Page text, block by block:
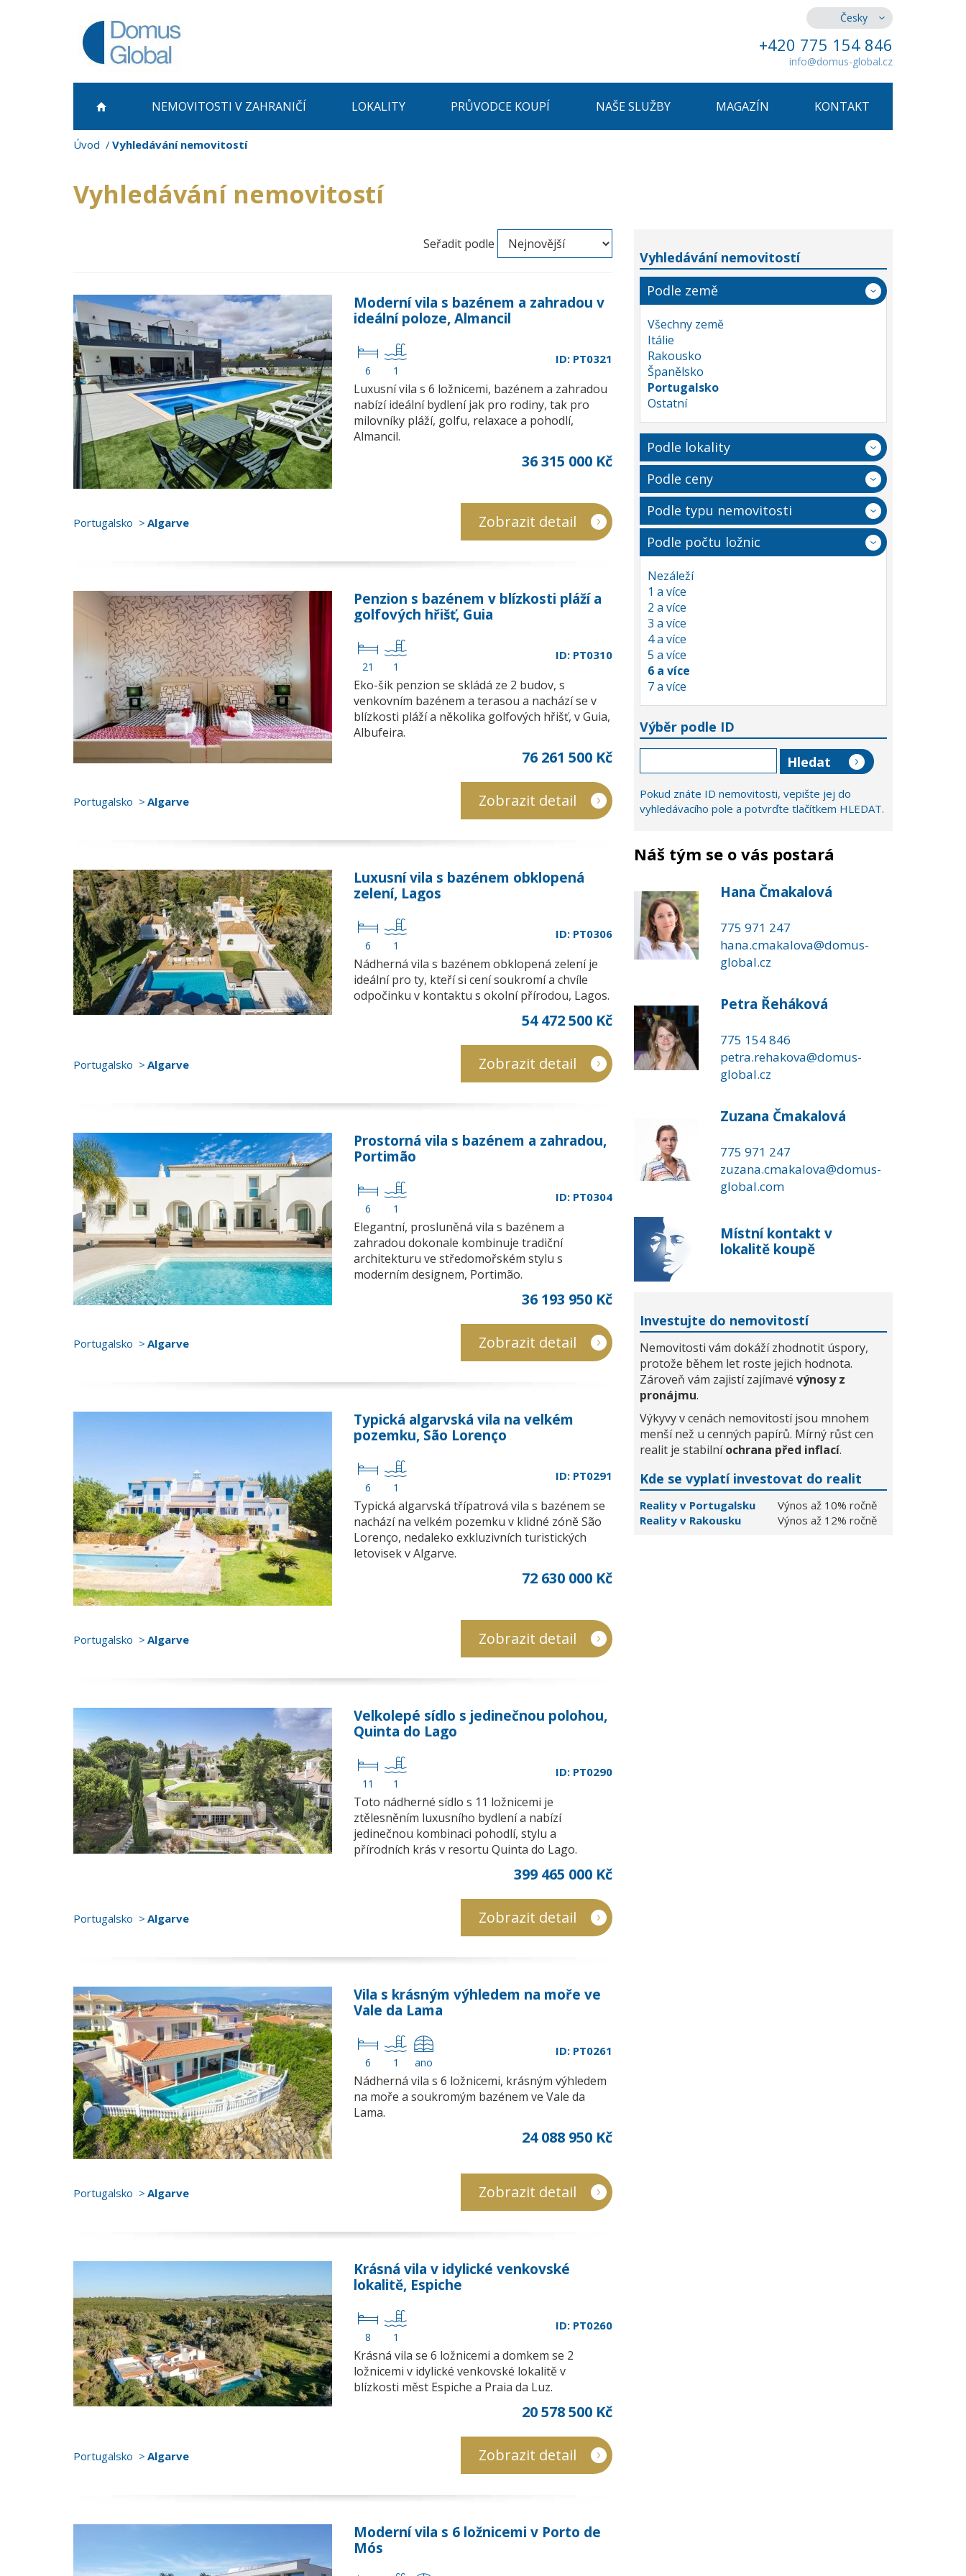
Česky
+420 775 154 846
info@domus-global.cz
NEMOVITOSTI V ZAHRANIČÍ LOKALITY PRŮVODCE KOUPÍ NAŠE SLUŽBY MAGAZÍN KONTAKT
Úvod Vyhledávání nemovitostí
Vyhledávání nemovitostí
Seřadit podle
Moderní vila s bazénem a zahradou v
ideální poloze, Almancil
6 1
ID: PT0321
Luxusní vila s 6 ložnicemi, bazénem a zahradou
nabízí ideální bydlení jak pro rodiny, tak pro
milovníky pláží, golfu, relaxace a pohodlí,
Almancil.
36 315 000 Kč
Portugalsko Algarve Zobrazit detail
Penzion s bazénem v blízkosti pláží a
golfových hřišť, Guia
21 1
ID: PT0310
Eko-šik penzion se skládá ze 2 budov, s
venkovním bazénem a terasou a nachází se v
blízkosti pláží a několika golfových hřišť, v Guia,
Albufeira.
76 261 500 Kč
Portugalsko Algarve Zobrazit detail
Luxusní vila s bazénem obklopená
zelení, Lagos
6 1
ID: PT0306
Nádherná vila s bazénem obklopená zelení je
ideální pro ty, kteří si cení soukromí a chvíle
odpočinku v kontaktu s okolní přírodou, Lagos.
54 472 500 Kč
Portugalsko Algarve Zobrazit detail
Prostorná vila s bazénem a zahradou,
Portimão
6 1
ID: PT0304
Elegantní, prosluněná vila s bazénem a
zahradou dokonale kombinuje tradiční
architekturu ve středomořském stylu s
moderním designem, Portimão.
36 193 950 Kč
Portugalsko Algarve Zobrazit detail
Typická algarvská vila na velkém
pozemku, São Lorenço
6 1
ID: PT0291
Typická algarvská třípatrová vila s bazénem se
nachází na velkém pozemku v klidné zóně São
Lorenço, nedaleko exkluzivních turistických
letovisek v Algarve.
72 630 000 Kč
Portugalsko Algarve Zobrazit detail
Velkolepé sídlo s jedinečnou polohou,
Quinta do Lago
11 1
ID: PT0290
Toto nádherné sídlo s 11 ložnicemi je
ztělesněním luxusního bydlení a nabízí
jedinečnou kombinaci pohodlí, stylu a
přírodních krás v resortu Quinta do Lago.
399 465 000 Kč
Portugalsko Algarve Zobrazit detail
Vila s krásným výhledem na moře ve
Vale da Lama
6 1 ano
ID: PT0261
Nádherná vila s 6 ložnicemi, krásným výhledem
na moře a soukromým bazénem ve Vale da
Lama.
24 088 950 Kč
Portugalsko Algarve Zobrazit detail
Krásná vila v idylické venkovské
lokalitě, Espiche
8 1
ID: PT0260
Krásná vila se 6 ložnicemi a domkem se 2
ložnicemi v idylické venkovské lokalitě v
blízkosti měst Espiche a Praia da Luz.
20 578 500 Kč
Portugalsko Algarve Zobrazit detail
Moderní vila s 6 ložnicemi v Porto de
Mós
Vyhledávání nemovitostí
Podle země
Všechny země
Itálie
Rakousko
Španělsko
Portugalsko
Ostatní
Podle lokality
Podle ceny
Podle typu nemovitosti
Podle počtu ložnic
Nezáleží
1 a více
2 a více
3 a více
4 a více
5 a více
6 a více
7 a více
Výběr podle ID
Pokud znáte ID nemovitosti, vepište jej do
vyhledávacího pole a potvrďte tlačítkem HLEDAT.
Náš tým se o vás postará
Hana Čmakalová
775 971 247
hana.cmakalova@domus-
global.cz
Petra Řeháková
775 154 846
petra.rehakova@domus-
global.cz
Zuzana Čmakalová
775 971 247
zuzana.cmakalova@domus-
global.com
Místní kontakt v
lokalitě koupě
Investujte do nemovitostí
Nemovitosti vám dokáží zhodnotit úspory,
protože během let roste jejich hodnota.
Zároveň vám zajistí zajímavé výnosy z
pronájmu.
Výkyvy v cenách nemovitostí jsou mnohem
menší než u cenných papírů. Mírný růst cen
realit je stabilníochrana před inflací.
Kde se vyplatí investovat do realit
Reality v Portugalsku
Výnos až 10% ročně
Reality v Rakousku
Výnos až 12% ročně